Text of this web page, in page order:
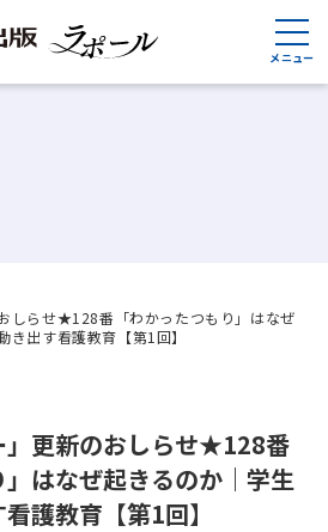
しらせ★128番「わかったつもり」はなぜ
出す看護教育【第1回】
」更新のおしらせ★128番
」はなぜ起きるのか｜学生
護教育【第1回】